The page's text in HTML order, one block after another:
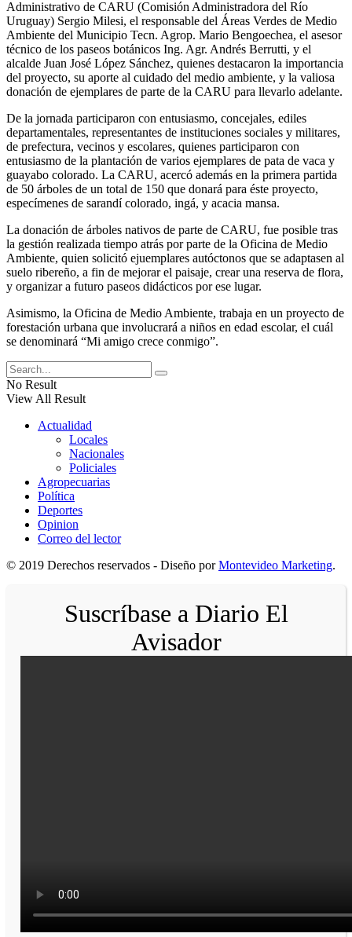
Administrativo de CARU (Comisión Administradora del Río
Uruguay) Sergio Milesi, el responsable del Áreas Verdes de Medio
Ambiente del Municipio Tecn. Agrop. Mario Bengoechea, el asesor
técnico de los paseos botánicos Ing. Agr. Andrés Berrutti, y el
alcalde Juan José López Sánchez, quienes destacaron la importancia
del proyecto, su aporte al cuidado del medio ambiente, y la valiosa
donación de ejemplares de parte de la CARU para llevarlo adelante.
De la jornada participaron con entusiasmo, concejales, ediles
departamentales, representantes de instituciones sociales y militares,
de prefectura, vecinos y escolares, quienes participaron con
entusiasmo de la plantación de varios ejemplares de pata de vaca y
guayabo colorado. La CARU, acercó además en la primera partida
de 50 árboles de un total de 150 que donará para éste proyecto,
especímenes de sarandí colorado, ingá, y acacia mansa.
La donación de árboles nativos de parte de CARU, fue posible tras
la gestión realizada tiempo atrás por parte de la Oficina de Medio
Ambiente, quien solicitó ejuemplares autóctonos que se adaptasen al
suelo ribereño, a fin de mejorar el paisaje, crear una reserva de flora,
y organizar a futuro paseos didácticos por ese lugar.
Asimismo, la Oficina de Medio Ambiente, trabaja en un proyecto de
forestación urbana que involucrará a niños en edad escolar, el cuál
se denominará “Mi amigo crece conmigo”.
No Result
View All Result
Actualidad
Locales
Nacionales
Policiales
Agropecuarias
Política
Deportes
Opinion
Correo del lector
© 2019 Derechos reservados - Diseño porMontevideo Marketing.
Suscríbase a Diario El
Avisador